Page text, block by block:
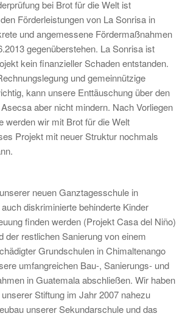
bei Brot für die Welt ist
Förderleistungen von La Sonrisa in
und angemessene Fördermaßnahmen
gegenüberstehen. La Sonrisa ist
kein finanzieller Schaden entstanden.
und gemeinnützige
kann unsere Enttäuschung über den
aber nicht mindern. Nach Vorliegen
werden wir mit Brot für die Welt
Projekt mit neuer Struktur nochmals
neuen Ganztagesschule in
diskriminierte behinderte Kinder
finden werden (Projekt Casa del Niño)
der restlichen Sanierung von einem
Grundschulen in Chimaltenango
umfangreichen Bau-, Sanierungs- und
in Guatemala abschließen. Wir haben
Stiftung im Jahr 2007 nahezu
unserer Sekundarschule und das